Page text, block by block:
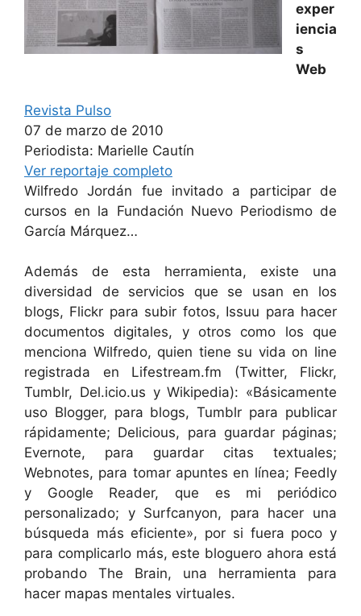
exper
iencia
s
Web
Revista Pulso
07 de marzo de 2010
Periodista: Marielle Cautín
Ver reportaje completo
Wilfredo Jordán fue invitado a participar de
cursos en la Fundación Nuevo Periodismo de
García Márquez…
Además de esta herramienta, existe una
diversidad de servicios que se usan en los
blogs, Flickr para subir fotos, Issuu para hacer
documentos digitales, y otros como los que
menciona Wilfredo, quien tiene su vida on line
registrada en Lifestream.fm (Twitter, Flickr,
Tumblr, Del.icio.us y Wikipedia): «Básicamente
uso Blogger, para blogs, Tumblr para publicar
rápidamente; Delicious, para guardar páginas;
Evernote, para guardar citas textuales;
Webnotes, para tomar apuntes en línea; Feedly
y Google Reader, que es mi periódico
personalizado; y Surfcanyon, para hacer una
búsqueda más eficiente», por si fuera poco y
para complicarlo más, este bloguero ahora está
probando The Brain, una herramienta para
hacer mapas mentales virtuales.